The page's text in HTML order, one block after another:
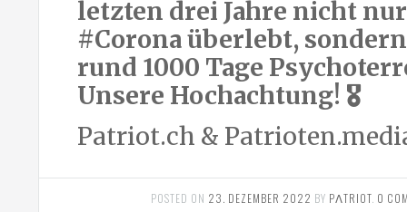
letzten drei Jahre nicht nur
#Corona überlebt,
rund 1000 Tage
Unsere Hochachtung! 🎖
Patriot.ch &
POSTED ON 23. DEZEMBER 2022 BY PΛTRIOT. 0